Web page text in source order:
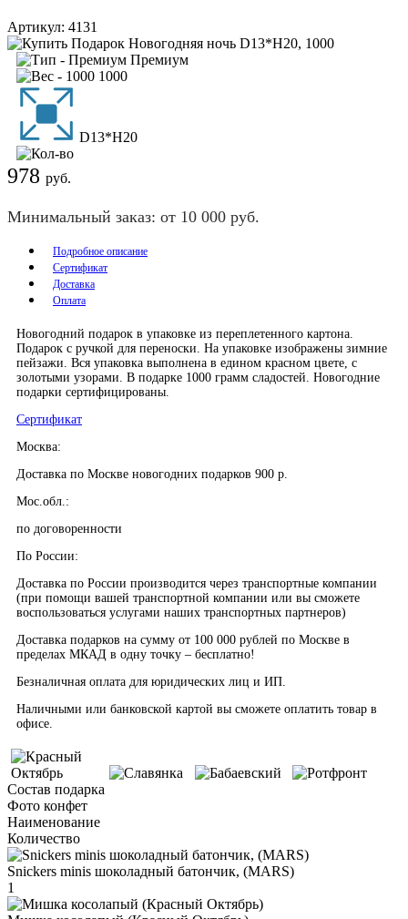
Артикул: 4131
Премиум
1000
D13*H20
978 руб.
Минимальный заказ: от 10 000 руб.
Подробное описание
Сертификат
Доставка
Оплата
Новогодний подарок в упаковке из переплетенного картона.
Подарок с ручкой для переноски. На упаковке изображены зимние
пейзажи. Вся упаковка выполнена в едином красном цвете, с
золотыми узорами. В подарке 1000 грамм сладостей. Новогодние
подарки сертифицированы.
Сертификат
Москва:
Доставка по Москве новогодних подарков 900 р.
Мос.обл.:
по договоренности
По России:
Доставка по России производится через транспортные компании
(при помощи вашей транспортной компании или вы сможете
воспользоваться услугами наших транспортных партнеров)
Доставка подарков на сумму от 100 000 рублей по Москве в
пределах МКАД в одну точку – бесплатно!
Безналичная оплата для юридических лиц и ИП.
Наличными или банковской картой вы сможете оплатить товар в
офисе.
Состав подарка
Фото конфет
Наименование
Количество
Snickers minis шоколадный батончик, (MARS)
1